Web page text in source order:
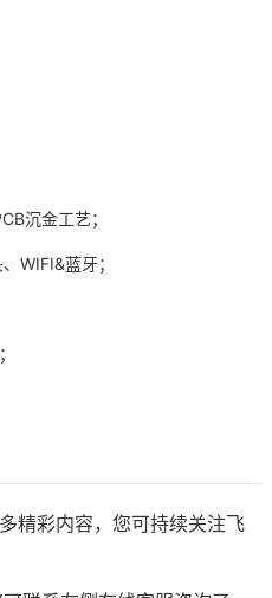
沉金工艺；
WIFI&蓝牙；
精彩内容，您可持续关注飞